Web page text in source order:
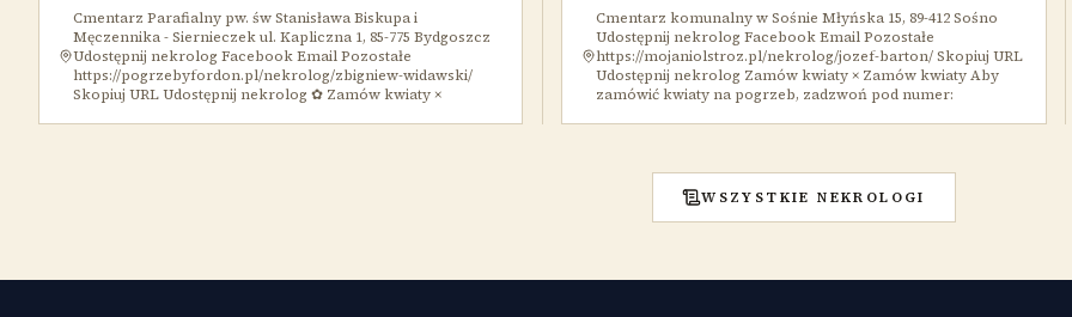
Cmentarz Parafialny pw. św Stanisława Biskupa i
Męczennika - Siernieczek ul. Kapliczna 1, 85-775 Bydgoszcz
Udostępnij nekrolog Facebook Email Pozostałe
https://pogrzebyfordon.pl/nekrolog/zbigniew-widawski/
Skopiuj URL Udostępnij nekrolog ✿ Zamów kwiaty ×
Cmentarz komunalny w Sośnie Młyńska 15, 89-412 Sośno
Udostępnij nekrolog Facebook Email Pozostałe
https://mojaniolstroz.pl/nekrolog/jozef-barton/ Skopiuj URL
Udostępnij nekrolog Zamów kwiaty × Zamów kwiaty Aby
zamówić kwiaty na pogrzeb, zadzwoń pod numer:
WSZYSTKIE NEKROLOGI